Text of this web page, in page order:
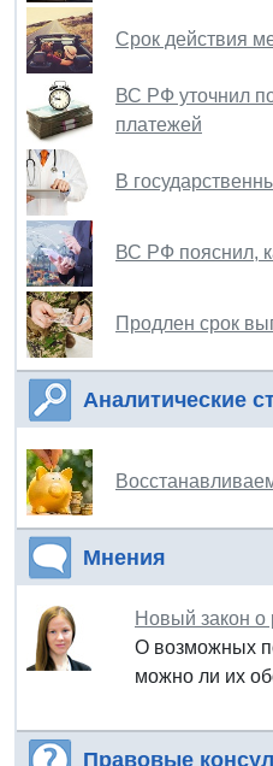
Срок действия
ВС РФ уточнил
платежей
В
ВС РФ пояснил,
Продлен срок
Аналитические
Мнения
Новый закон о
О возможных
можно ли их
Правовые